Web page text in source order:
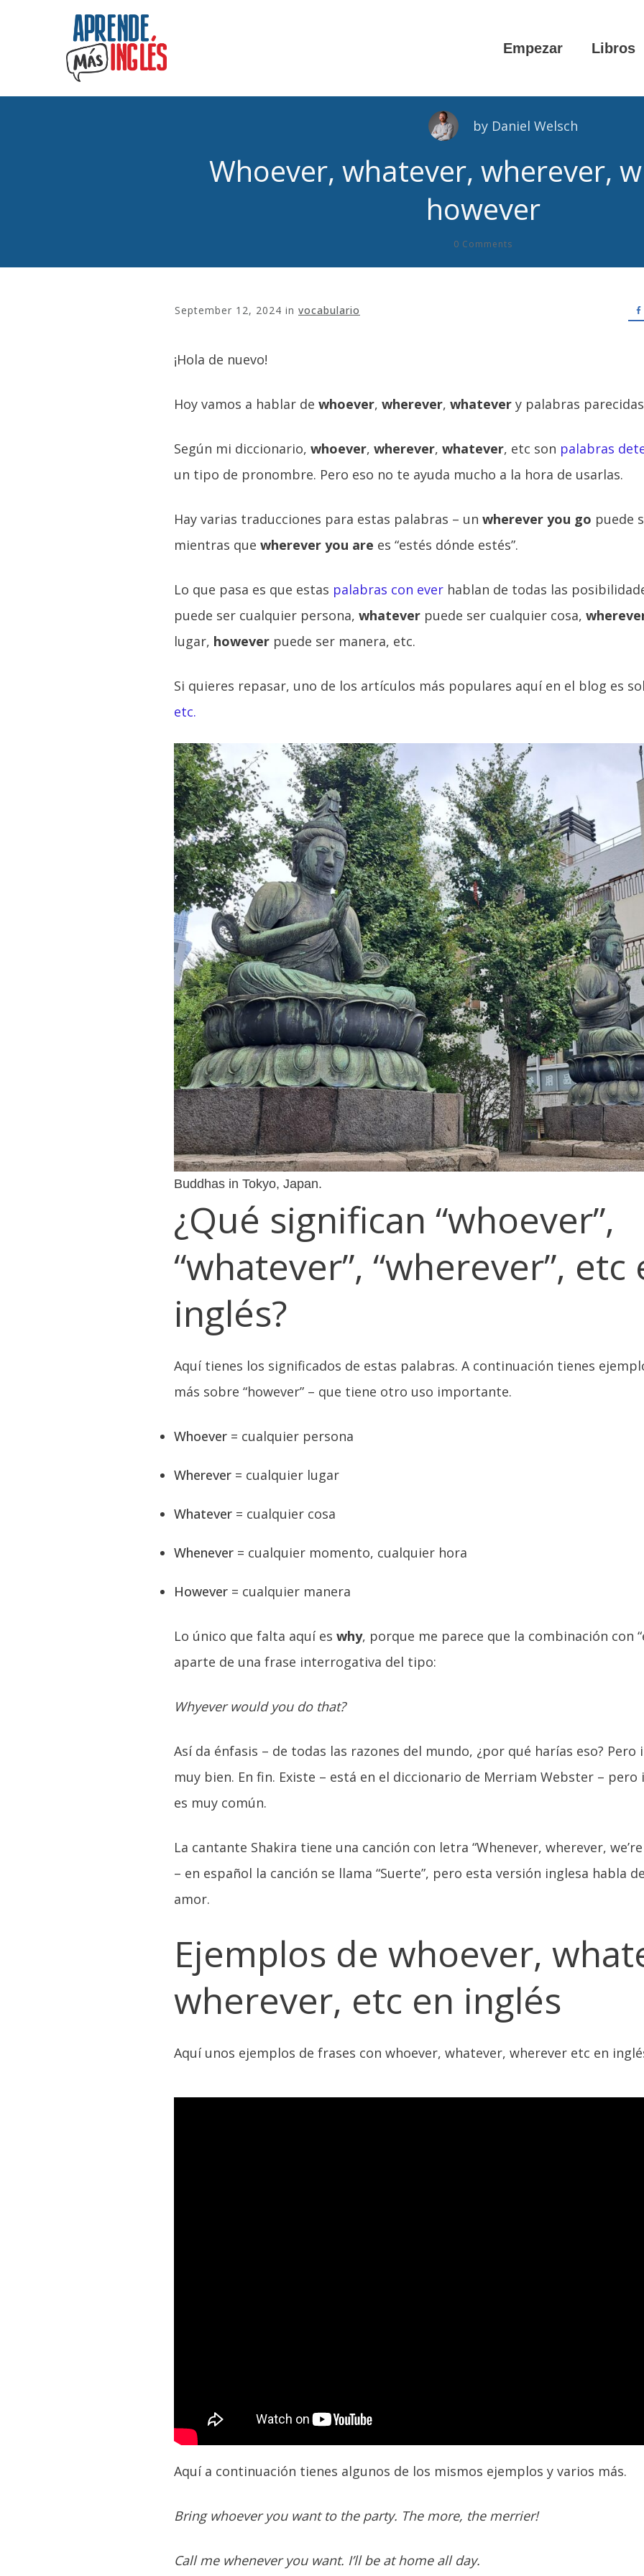
Empezar Libros
by Daniel Welsch
Whoever, whatever, wherever,
however
0 Comments
September 12, 2024 in vocabulario
¡Hola de nuevo!
Hoy vamos a hablar de whoever, wherever, whatever y palabras
Según mi diccionario, whoever, wherever, whatever, etc son palabras
un tipo de pronombre. Pero eso no te ayuda mucho a la hora de usarlas.
Hay varias traducciones para estas palabras – un wherever you go puede
mientras que wherever you are es “estés dónde estés”.
Lo que pasa es que estas palabras con ever hablan de todas las
puede ser cualquier persona, whatever puede ser cualquier cosa,
lugar, however puede ser manera, etc.
Si quieres repasar, uno de los artículos más populares aquí en el blog es
etc.
Buddhas in Tokyo, Japan.
¿Qué significan “whoever”,
“whatever”, “wherever”, etc
inglés?
Aquí tienes los significados de estas palabras. A continuación tienes
más sobre “however” – que tiene otro uso importante.
Whoever = cualquier persona
Wherever = cualquier lugar
Whatever = cualquier cosa
Whenever = cualquier momento, cualquier hora
However = cualquier manera
Lo único que falta aquí es why, porque me parece que la combinación con
aparte de una frase interrogativa del tipo:
Whyever would you do that?
Así da énfasis – de todas las razones del mundo, ¿por qué harías eso? Pero
muy bien. En fin. Existe – está en el diccionario de Merriam Webster –
es muy común.
La cantante Shakira tiene una canción con letra “Whenever, wherever,
– en español la canción se llama “Suerte”, pero esta versión inglesa habla
amor.
Ejemplos de whoever,
wherever, etc en inglés
Aquí unos ejemplos de frases con whoever, whatever, wherever etc en
Aquí a continuación tienes algunos de los mismos ejemplos y varios más.
Bring whoever you want to the party. The more, the merrier!
Call me whenever you want. I’ll be at home all day.